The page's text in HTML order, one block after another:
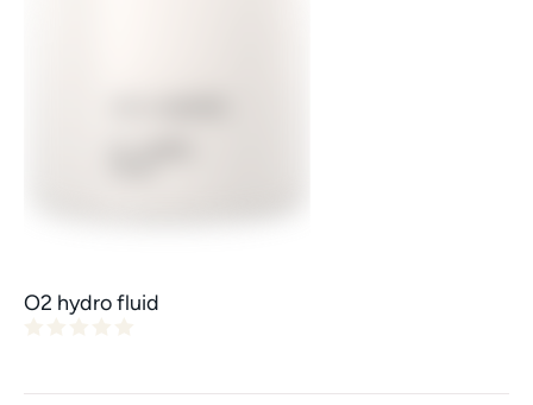
O2 hydro fluid